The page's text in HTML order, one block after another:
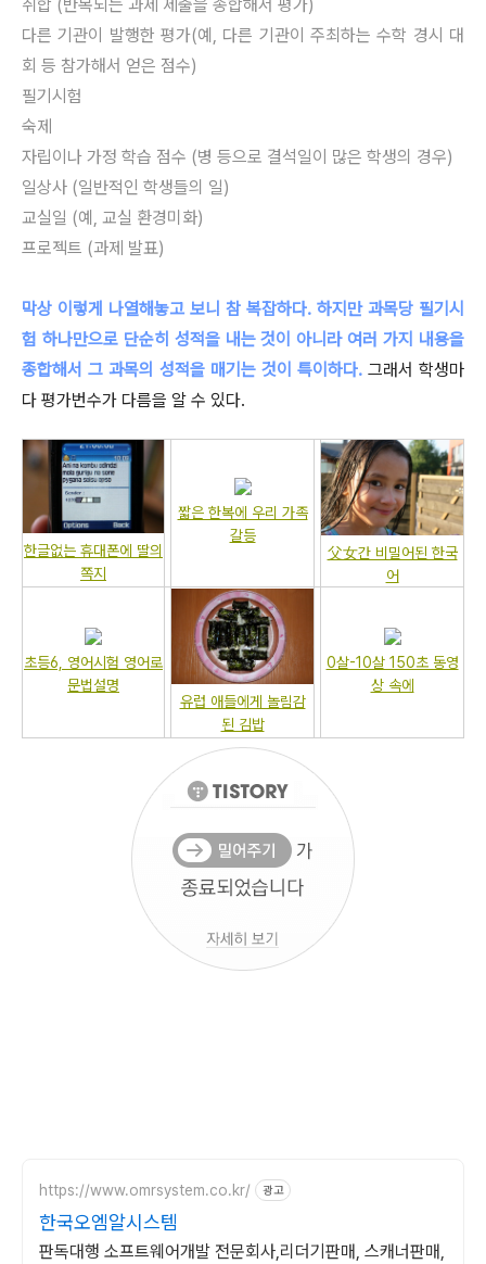
취합 (반복되는 과제 제출을 종합해서 평가)
다른 기관이 발행한 평가(예, 다른 기관이 주최하는 수학 경시 대
회 등 참가해서 얻은 점수)
필기시험
숙제
자립이나 가정 학습 점수 (병 등으로 결석일이 많은 학생의 경우)
일상사 (일반적인 학생들의 일)
교실일 (예, 교실 환경미화)
프로젝트 (과제 발표)
막상 이렇게 나열해놓고 보니 참 복잡하다. 하지만 과목당 필기시
험 하나만으로 단순히 성적을 내는 것이 아니라 여러 가지 내용을
종합해서 그 과목의 성적을 매기는 것이 특이하다. 그래서 학생마
다 평가번수가 다름을 알 수 있다.
한글없는 휴대폰에 딸의
쪽지
짧은 한복에 우리 가족
갈등
父女간 비밀어된 한국
어
초등6, 영어시험 영어로
문법설명
유럽 애들에게 놀림감
된 김밥
0살-10살 150초 동영
상 속에
https://www.omrsystem.co.kr/ 광고
한국오엠알시스템
판독대행 소프트웨어개발 전문회사,리더기판매, 스캐너판매,